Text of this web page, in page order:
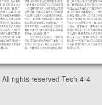
All rights reserved Tech-4-4